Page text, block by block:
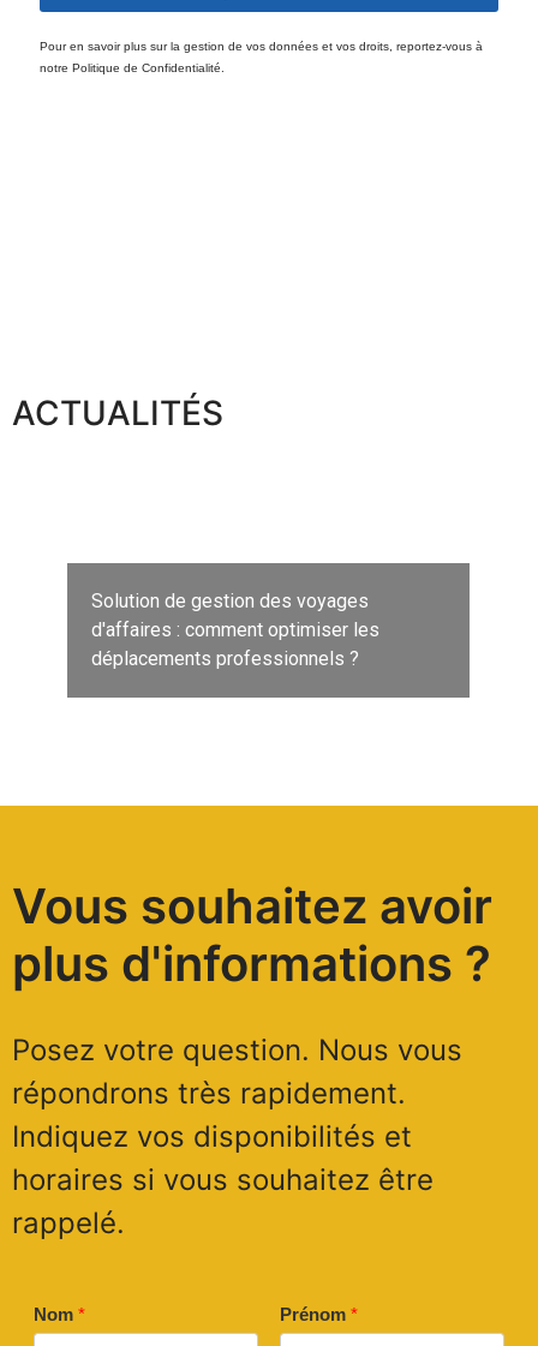
Pour en savoir plus sur la gestion de vos données et vos droits, reportez-vous à
notre Politique de Confidentialité.
ACTUALITÉS
Solution de gestion des voyages
d'affaires : comment optimiser les
déplacements professionnels ?
Vous souhaitez avoir
plus d'informations ?
Posez votre question. Nous vous
répondrons très rapidement.
Indiquez vos disponibilités et
horaires si vous souhaitez être
rappelé.
Nom * Prénom *